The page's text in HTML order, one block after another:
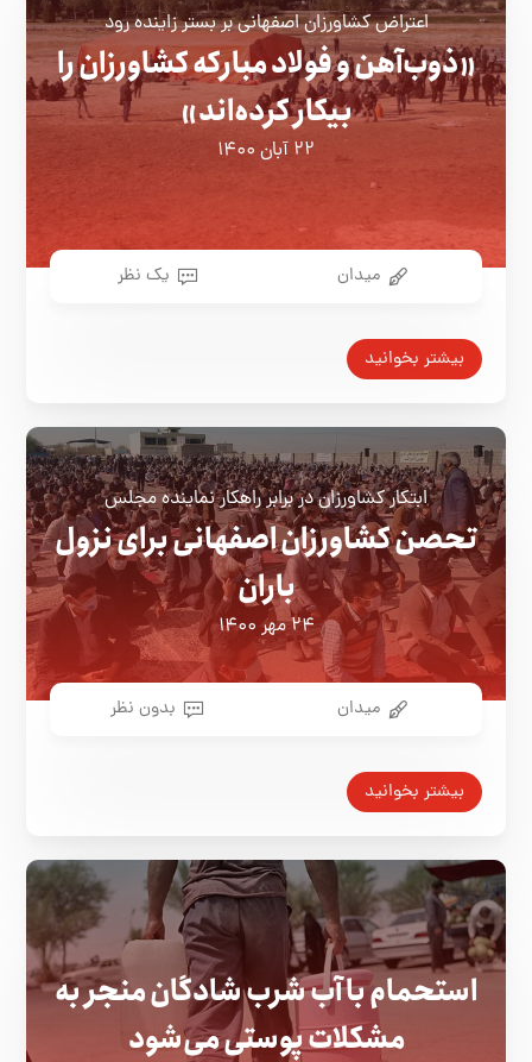
اعتراض کشاورزان اصفهانی بر بستر زاینده رود
«ذوب‌آهن و فولاد مبارکه کشاورزان را
بیکار کرده‌اند»
۲۲ آبان ۱۴۰۰
میدان یک نظر
بیشتر بخوانید
ابتکار کشاورزان در برابر راهکار نماینده مجلس
تحصن کشاورزان اصفهانی برای نزول
باران
۲۴ مهر ۱۴۰۰
میدان بدون نظر
بیشتر بخوانید
استحمام با آب شرب شادگان منجر به
مشکلات پوستی می‌شود